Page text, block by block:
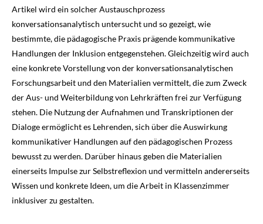
Artikel wird ein solcher Austauschprozess
konversationsanalytisch untersucht und so gezeigt, wie
bestimmte, die pädagogische Praxis prägende kommunikative
Handlungen der Inklusion entgegenstehen. Gleichzeitig wird auch
eine konkrete Vorstellung von der konversationsanalytischen
Forschungsarbeit und den Materialien vermittelt, die zum Zweck
der Aus- und Weiterbildung von Lehrkräften frei zur Verfügung
stehen. Die Nutzung der Aufnahmen und Transkriptionen der
Dialoge ermöglicht es Lehrenden, sich über die Auswirkung
kommunikativer Handlungen auf den pädagogischen Prozess
bewusst zu werden. Darüber hinaus geben die Materialien
einerseits Impulse zur Selbstreflexion und vermitteln andererseits
Wissen und konkrete Ideen, um die Arbeit in Klassenzimmer
inklusiver zu gestalten.